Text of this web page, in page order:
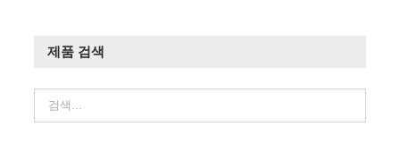
제품 검색